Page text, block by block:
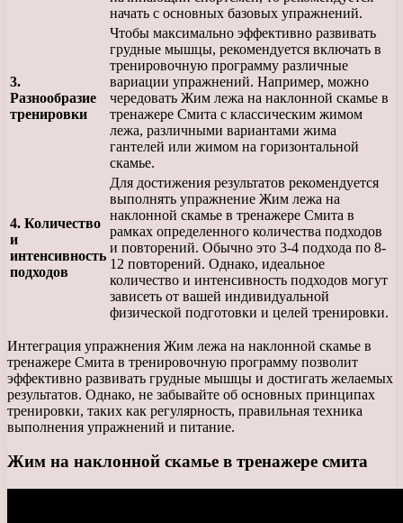
начать с основных базовых упражнений.
3.
Разнообразие
тренировки
Чтобы максимально эффективно развивать
грудные мышцы, рекомендуется включать в
тренировочную программу различные
вариации упражнений. Например, можно
чередовать Жим лежа на наклонной скамье в
тренажере Смита с классическим жимом
лежа, различными вариантами жима
гантелей или жимом на горизонтальной
скамье.
4. Количество
и
интенсивность
подходов
Для достижения результатов рекомендуется
выполнять упражнение Жим лежа на
наклонной скамье в тренажере Смита в
рамках определенного количества подходов
и повторений. Обычно это 3-4 подхода по 8-
12 повторений. Однако, идеальное
количество и интенсивность подходов могут
зависеть от вашей индивидуальной
физической подготовки и целей тренировки.
Интеграция упражнения Жим лежа на наклонной скамье в
тренажере Смита в тренировочную программу позволит
эффективно развивать грудные мышцы и достигать желаемых
результатов. Однако, не забывайте об основных принципах
тренировки, таких как регулярность, правильная техника
выполнения упражнений и питание.
Жим на наклонной скамье в тренажере смита